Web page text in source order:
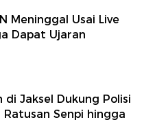
Meninggal Usai Live
Dapat Ujaran
di Jaksel Dukung Polisi
Senpi hingga